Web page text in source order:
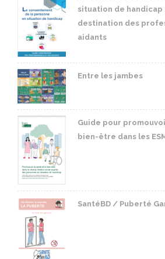
situation de handicap
destination des
aidants
Entre les jambes
Guide pour
bien-être dans les
SantéBD / Puberté